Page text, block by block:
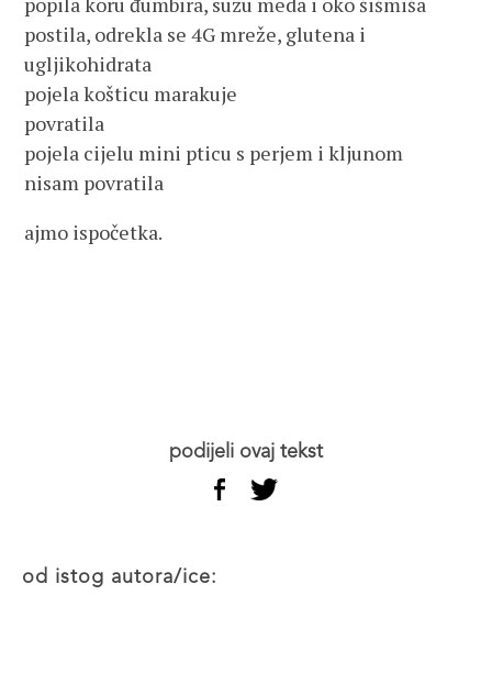
postila, odrekla se 4G mreže, glutena i
ugljikohidrata
pojela košticu marakuje
povratila
pojela cijelu mini pticu s perjem i kljunom
nisam povratila
ajmo ispočetka.
podijeli ovaj tekst
od istog autora/ice: